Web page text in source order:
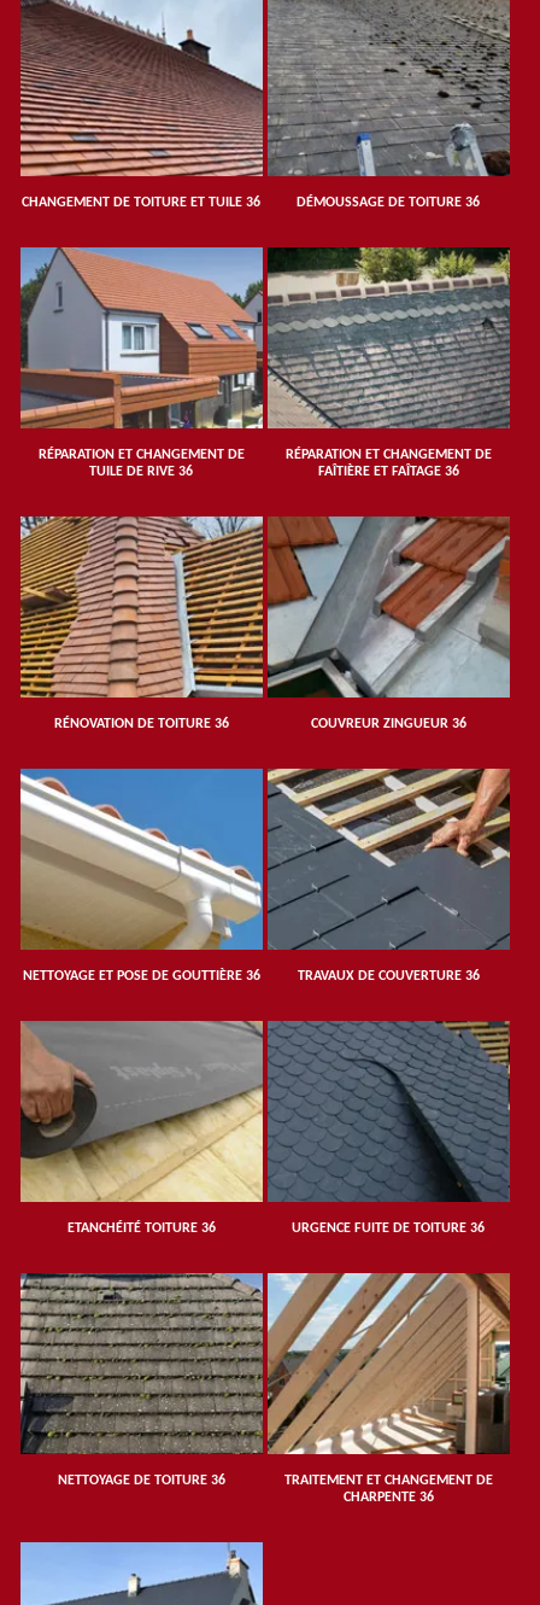
CHANGEMENT DE TOITURE ET TUILE 36 DÉMOUSSAGE DE TOITURE 36
RÉPARATION ET CHANGEMENT DE
TUILE DE RIVE 36
RÉPARATION ET CHANGEMENT DE
FAÎTIÈRE ET FAÎTAGE 36
RÉNOVATION DE TOITURE 36 COUVREUR ZINGUEUR 36
NETTOYAGE ET POSE DE GOUTTIÈRE 36 TRAVAUX DE COUVERTURE 36
ETANCHÉITÉ TOITURE 36 URGENCE FUITE DE TOITURE 36
NETTOYAGE DE TOITURE 36
TRAITEMENT ET CHANGEMENT DE
CHARPENTE 36